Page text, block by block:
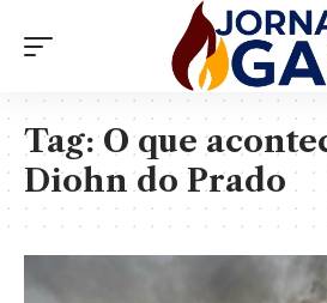
Tag:O que
Diohn do Prado